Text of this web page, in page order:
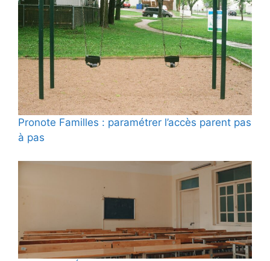
Pronote Familles : paramétrer l’accès parent pas
à pas